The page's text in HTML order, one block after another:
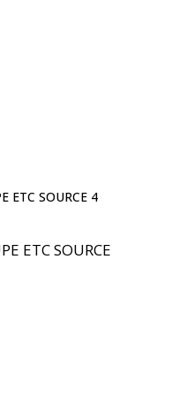
ETC SOURCE